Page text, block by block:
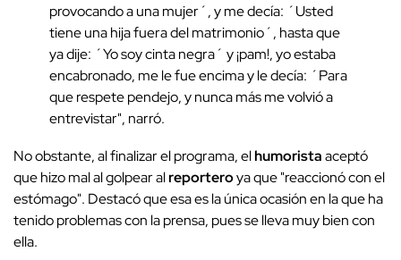
provocando a una mujer´, y me decía: ´Usted
tiene una hija fuera del matrimonio´, hasta que
ya dije: ´Yo soy cinta negra´ y ¡pam!, yo estaba
encabronado, me le fue encima y le decía: ´Para
que respete pendejo, y nunca más me volvió a
entrevistar", narró.
No obstante, al finalizar el programa, elhumoristaaceptó
que hizo mal al golpear alreporteroya que "reaccionó con el
estómago". Destacó que esa es la única ocasión en la que ha
tenido problemas con la prensa, pues se lleva muy bien con
ella.